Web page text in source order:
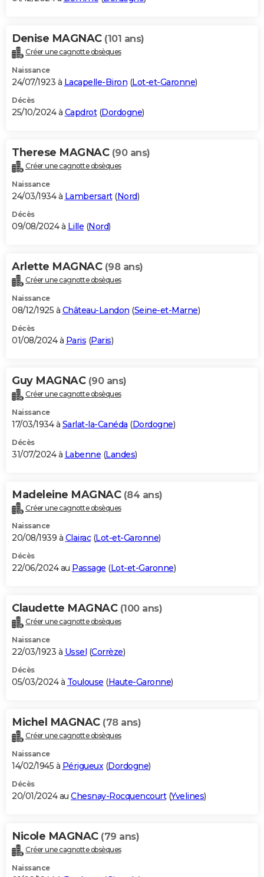
Denise MAGNAC (101 ans)
Créer une cagnotte obsèques
Naissance
24/07/1923 à Lacapelle-Biron (Lot-et-Garonne)
Décès
25/10/2024 à Capdrot(Dordogne)
Therese MAGNAC (90 ans)
Créer une cagnotte obsèques
Naissance
24/03/1934 à Lambersart(Nord)
Décès
09/08/2024 à Lille (Nord)
Arlette MAGNAC (98 ans)
Créer une cagnotte obsèques
Naissance
08/12/1925 à Château-Landon (Seine-et-Marne)
Décès
01/08/2024 à Paris (Paris)
Guy MAGNAC (90 ans)
Créer une cagnotte obsèques
Naissance
17/03/1934 à Sarlat-la-Canéda (Dordogne)
Décès
31/07/2024 à Labenne (Landes)
Madeleine MAGNAC (84 ans)
Créer une cagnotte obsèques
Naissance
20/08/1939 à Clairac(Lot-et-Garonne)
Décès
22/06/2024 au Passage (Lot-et-Garonne)
Claudette MAGNAC (100 ans)
Créer une cagnotte obsèques
Naissance
22/03/1923 à Ussel (Corrèze)
Décès
05/03/2024 à Toulouse (Haute-Garonne)
Michel MAGNAC (78 ans)
Créer une cagnotte obsèques
Naissance
14/02/1945 à Périgueux(Dordogne)
Décès
20/01/2024 au Chesnay-Rocquencourt(Yvelines)
Nicole MAGNAC (79 ans)
Créer une cagnotte obsèques
Naissance